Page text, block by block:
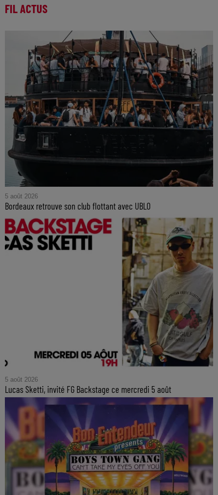
FIL ACTUS
5 août 2026
Bordeaux retrouve son club flottant avec UBLO
5 août 2026
Lucas Sketti, invité FG Backstage ce mercredi 5 août